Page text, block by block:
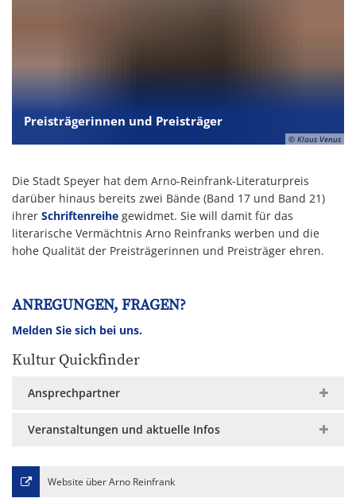
© Klaus Venus
Preisträgerinnen und Preisträger
Die Stadt Speyer hat dem Arno-Reinfrank-Literaturpreis
darüber hinaus bereits zwei Bände (Band 17 und Band 21)
ihrer Schriftenreihe gewidmet. Sie will damit für das
literarische Vermächtnis Arno Reinfranks werben und die
hohe Qualität der Preisträgerinnen und Preisträger ehren.
ANREGUNGEN, FRAGEN?
Melden Sie sich bei uns.
Kultur Quickfinder
Ansprechpartner
Veranstaltungen und aktuelle Infos
Website über Arno Reinfrank